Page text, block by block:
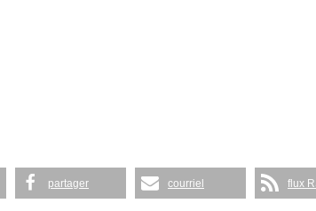
partager courriel flux